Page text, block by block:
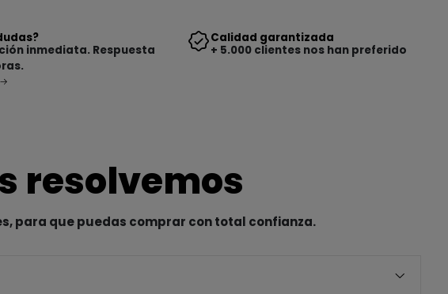
inmediata. Respuesta
Calidad garantizada
+ 5.000 clientes nos han preferido
resolvemos
para que puedas comprar con total confianza.